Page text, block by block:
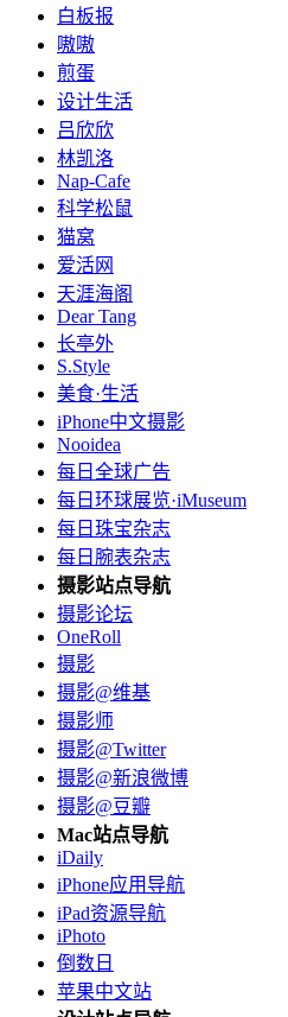
白板报
嗷嗷
煎蛋
设计生活
吕欣欣
林凯洛
Nap-Cafe
科学松鼠
猫窝
爱活网
天涯海阁
Dear Tang
长亭外
S.Style
美食·生活
iPhone中文摄影
Nooidea
每日全球广告
每日环球展览·iMuseum
每日珠宝杂志
每日腕表杂志
摄影站点导航
摄影论坛
OneRoll
摄影
摄影@维基
摄影师
摄影@Twitter
摄影@新浪微博
摄影@豆瓣
Mac站点导航
iDaily
iPhone应用导航
iPad资源导航
iPhoto
倒数日
苹果中文站